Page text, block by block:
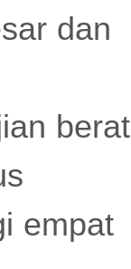
dan
berat
empat